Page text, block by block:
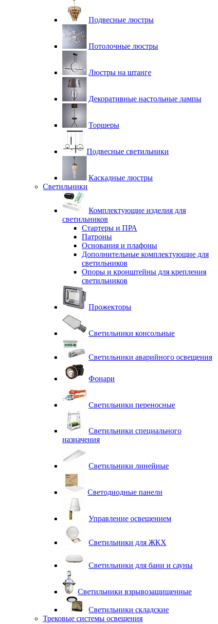
Подвесные люстры
Потолочные люстры
Люстры на штанге
Декоративные настольные лампы
Торшеры
Подвесные светильники
Каскадные люстры
Светильники
Комплектующие изделия для
светильников
Стартеры и ПРА
Патроны
Основания и плафоны
Дополнительные комплектующие для
светильников
Опоры и кронштейны для крепления
светильников
Прожекторы
Светильники консольные
Светильники аварийного освещения
Фонари
Светильники переносные
Светильники специального
назначения
Светильники линейные
Светодиодные панели
Управление освещением
Светильники для ЖКХ
Светильники для бани и сауны
Светильники взрывозащищенные
Светильники складские
Трековые системы освещения